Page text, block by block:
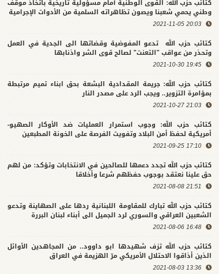
كتائب حزب الله: القوى الوطنية أمام مسؤولية تاريخية باتخاذ موقف
وطني يحمي شعبنا ويصون تظاهراته السلمية من الأدوات الإجرامية
20:03 2021-11-05
كتائب حزب الله تدعو المفوضية وقضاتها الى الجدية في العمل
وتحذر من عواقب "التعنت" لصالح قوى الشر واذنابها
19:45 2021-10-30
كتائب حزب الله: جريمة المقدادية البشعة بحق ابناء تميم مرتبطة
بمؤامرة التزوير.. ويجب الرد على مصدر النار
21:03 2021-10-27
كتائب حزب الله: وجوب استمرار العمليات ضد الأوكار الصهيو-
أمريكية لحفظ أمن البلاد وتفويت الفرصة على الخونة المطبعين
17:10 2021-09-25
كتائب حزب الله تجدد دعمها للصالحين في الانتخابات وتؤكد: من لهم
حق علينا نعتقد بوجوب حفظهم شرعا وأخلاقا
21:51 2021-08-08
كتائب حزب الله تبارك للمقاومة اللبنانية ردها على الصهاينة وتدعو
الشعبين العراقي والسوري لرد الجميل الى أبناء لبنان البررة
16:48 2021-08-06
كتائب حزب الله تزف شهيدها ابو داوود.. من المجاهدين الأوائل
الذين أذاقوا الاحتلال الأمريكي مرّ الهزيمة في العراق
13:36 2021-08-03